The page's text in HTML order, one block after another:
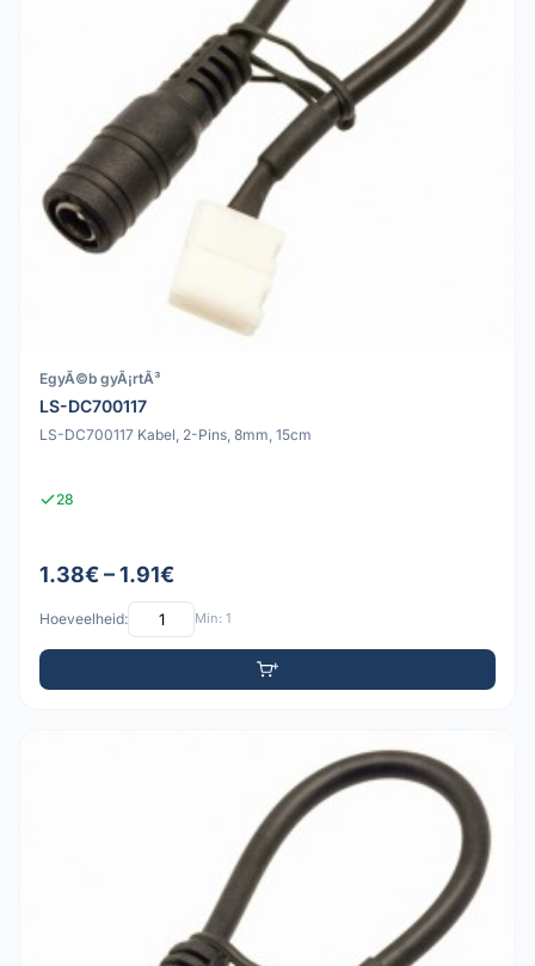
EgyÃ©b gyÃ¡rtÃ³
LS-DC700117
LS-DC700117 Kabel, 2-Pins, 8mm, 15cm
28
1.38€ – 1.91€
Hoeveelheid: Min: 1